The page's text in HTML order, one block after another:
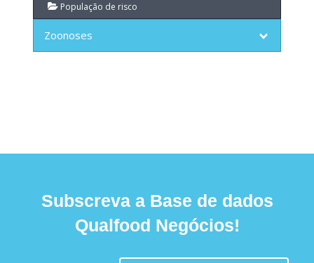
População de risco
Zoonoses
Subscreva a Base de dados
Qualfood Negócios!